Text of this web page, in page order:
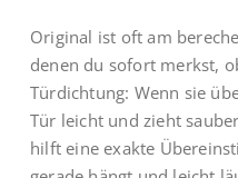
Original ist oft am
denen du sofort merkst,
Türdichtung: Wenn sie
Tür leicht und zieht
hilft eine exakte